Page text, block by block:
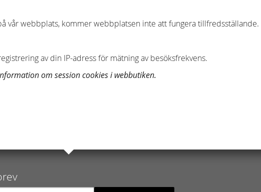
vår webbplats, kommer webbplatsen inte att fungera tillfredsställande.
av din IP-adress för mätning av besöksfrekvens.
om session cookies i webbutiken.